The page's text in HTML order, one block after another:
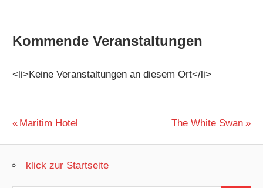
Kommende Veranstaltungen
<li>Keine Veranstaltungen an diesem Ort</li>
Beitragsnavigation
Vorheriger
Maritim Hotel
Nächster
The White Swan
klick zur Startseite